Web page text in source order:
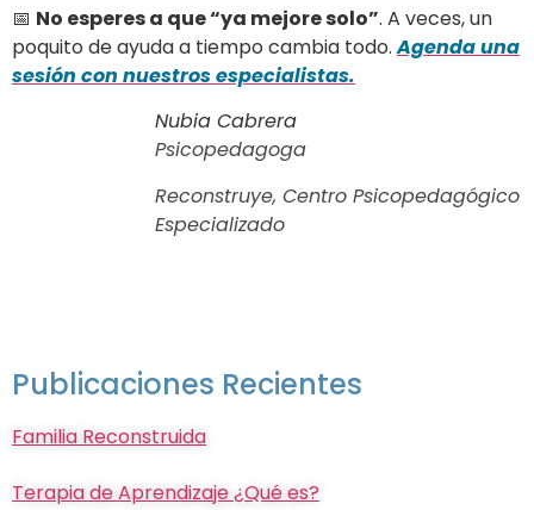
📅 No esperes a que “ya mejore solo”. A veces, un
poquito de ayuda a tiempo cambia todo.Agenda una
sesión con nuestros especialistas.
Nubia Cabrera
Psicopedagoga
Reconstruye, Centro Psicopedagógico
Especializado
Publicaciones Recientes
Familia Reconstruida
Terapia de Aprendizaje ¿Qué es?